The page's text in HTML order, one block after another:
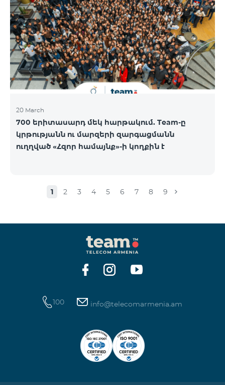
20 March
700 երիտասարդ մեկ հարթակում. Team-ը
կրթությանն ու մարզերի զարգացմանն
ուղղված «Հզոր համայնք»-ի կողքին է
1 2 3 4 5 6 7 8 9
100 info@telecomarmenia.am